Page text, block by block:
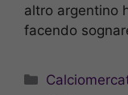
altro argentino
facendo
Categorie